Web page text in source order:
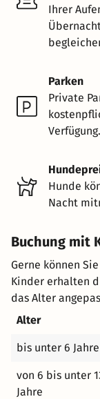
Ihrer
Parken
Private
Verfügung.
Hunde
Nacht
Buchung mit
Gerne können
Kinder erhalten
das Alter
Alter
bis unter 6 Jahre
von 6 bis unter
Jahre